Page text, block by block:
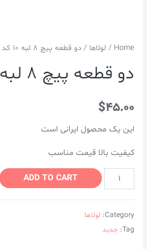
Home
/ لولاها / دو قطعه پیچ ۸ لبه ۱۰ کد ۰۱۱۳A2
دو قطعه پیچ ۸ لبه ۱۰ کد ۰۱۱۳A2
$45.00
این یک محصول ایرانی است
کیفیت بالا قیمت مناسب
ADD TO CART
Category: لولاها
Tag: جدید